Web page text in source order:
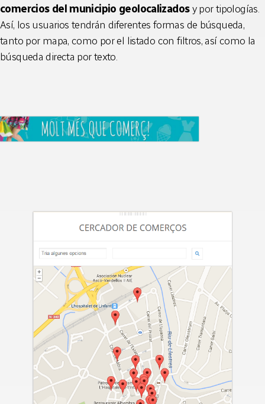
comercios del municipio geolocalizadosy por tipologías.
Así, los usuarios tendrán diferentes formas de búsqueda,
tanto por mapa, como por el listado con filtros, así como la
búsqueda directa por texto.